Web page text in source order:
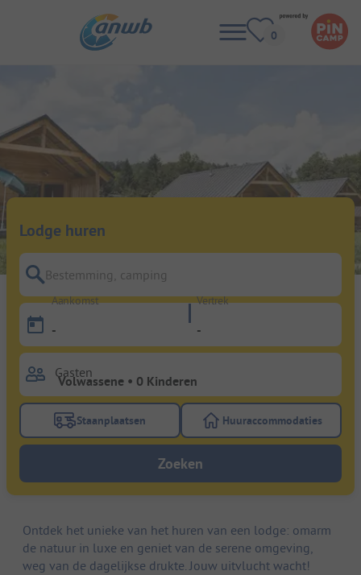
Lodge huren
Bestemming, camping
Aankomst
-
Vertrek
-
Gasten
Gebruik de filterknop staanplaatsen om te zoeken
Staanplaatsen Gebruik de
Huuraccommodaties
Zoeken
Ontdek het unieke van het huren van een lodge: omarm
de natuur in luxe en geniet van de serene omgeving,
weg van de dagelijkse drukte. Jouw uitvlucht wacht!